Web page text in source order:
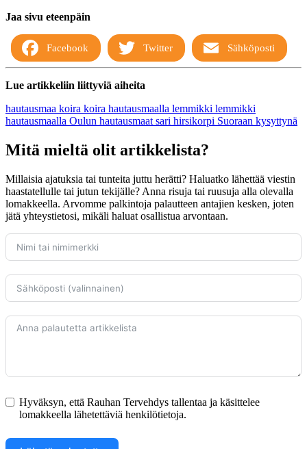
Jaa sivu eteenpäin
Facebook Twitter Sähköposti
Lue artikkeliin liittyviä aiheita
hautausmaa koira koira hautausmaalla lemmikki lemmikki
hautausmaalla Oulun hautausmaatsari hirsikorpi Suoraan kysyttynä
Mitä mieltä olit artikkelista?
Millaisia ajatuksia tai tunteita juttu herätti? Haluatko lähettää viestin
haastatellulle tai jutun tekijälle? Anna risuja tai ruusuja alla olevalla
lomakkeella. Arvomme palkintoja palautteen antajien kesken, joten
jätä yhteystietosi, mikäli haluat osallistua arvontaan.
Hyväksyn, että Rauhan Tervehdys tallentaa ja käsittelee
lomakkeella lähetettäviä henkilötietoja.